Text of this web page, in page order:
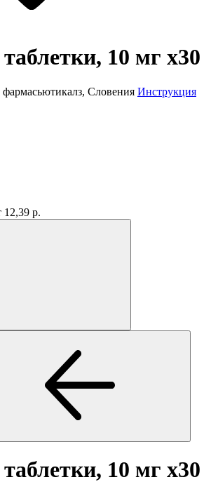
10 мг x30
фармасьютикалз, Словения Инструкция
12,39 р.
10 мг x30